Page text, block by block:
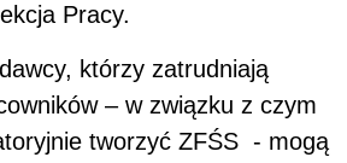
Pracy.
którzy zatrudniają
– w związku z czym
tworzyć ZFŚS - mogą